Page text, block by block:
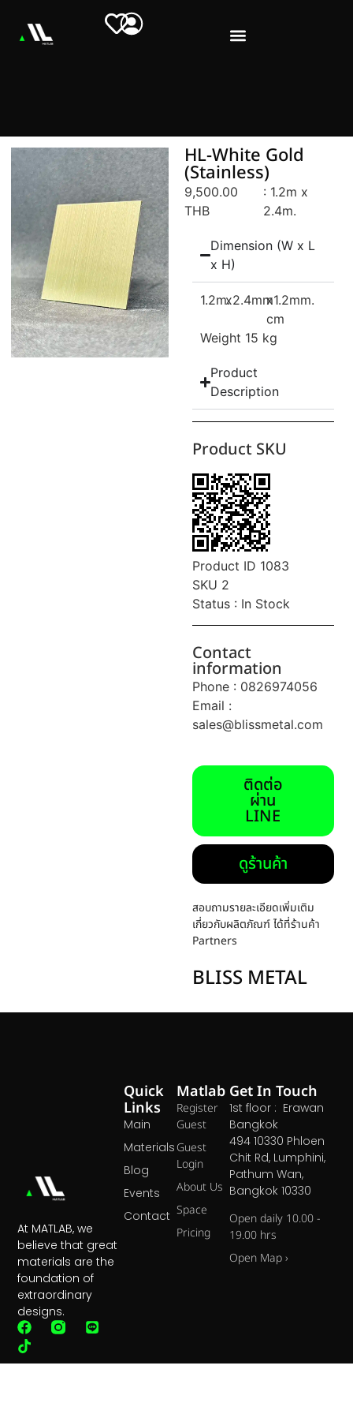
HL-White Gold
(Stainless)
9,500.00
THB
: 1.2m x
2.4m.
Dimension (W x L
x H)
1.2m.x2.4mmx1.2mm.
cm
Weight 15 kg
Product
Description
Product SKU
Product ID 1083
SKU 2
Status : In Stock
Contact
information
Phone : 0826974056
Email :
sales@blissmetal.com
ติดต่อ
ผ่าน
LINE
ดูร้านค้า
สอบถามรายละเอียดเพิ่มเติม
เกี่ยวกับผลิตภัณฑ์ ได้ที่ร้านค้า
Partners
BLISS METAL
At MATLAB, we
believe that great
materials are the
foundation of
extraordinary
designs.
Matlab
Register
Guest
Guest
Login
About Us
Space
Pricing
Quick
Links
Main
Materials
Blog
Events
Contact
Get In Touch
1st floor : Erawan
Bangkok
494 10330 Phloen
Chit Rd, Lumphini,
Pathum Wan,
Bangkok 10330
Open daily 10.00 -
19.00 hrs
Open Map ›